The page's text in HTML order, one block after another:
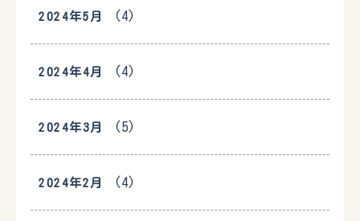
2024年5月 (4)
2024年4月 (4)
2024年3月 (5)
2024年2月 (4)